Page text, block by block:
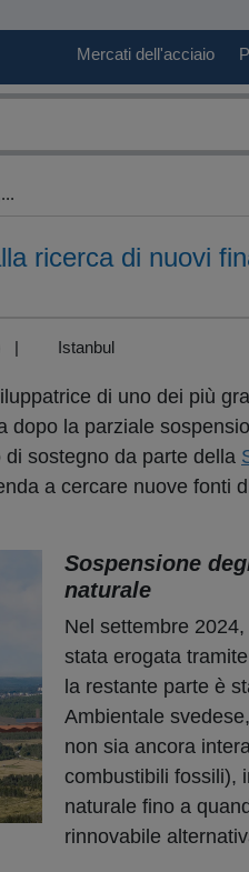
Mercati dell'acciaio
ricerca di nuovi
| Istanbul
di uno dei più
dopo la parziale
di sostegno da parte della
a cercare nuove fonti
Sospensione
naturale
Nel settembre
stata erogata
la restante parte è
Ambientale
non sia ancora
combustibili fossili),
naturale fino a
rinnovabile